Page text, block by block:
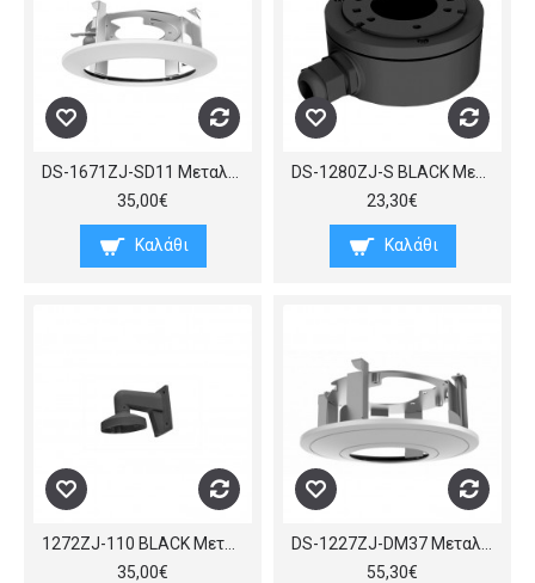
35,00€
Καλάθι
23,30€
Καλάθι
35,00€
55,30€